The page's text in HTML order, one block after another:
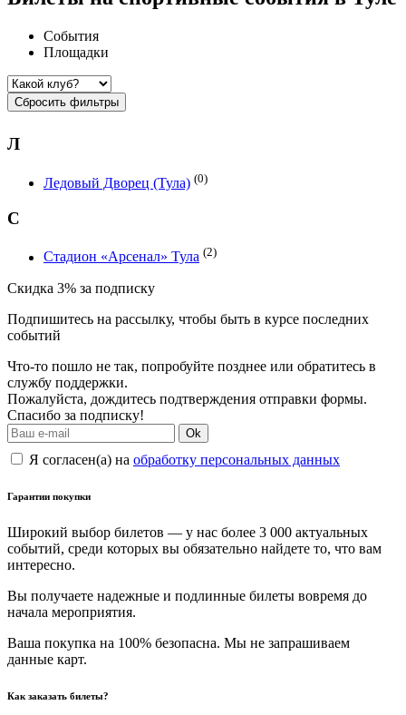
События
Площадки
Сбросить фильтры
Л
Ледовый Дворец (Тула) (0)
С
Стадион «Арсенал» Тула (2)
Скидка 3% за подписку
Подпишитесь на рассылку, чтобы быть в курсе последних
событий
Что-то пошло не так, попробуйте позднее или обратитесь в
службу поддержки.
Пожалуйста, дождитесь подтверждения отправки формы.
Спасибо за подписку!
Ok
Я согласен(а) на обработку персональных данных
Гарантии покупки
Широкий выбор билетов — у нас более 3 000 актуальных
событий, среди которых вы обязательно найдете то, что вам
интересно.
Вы получаете надежные и подлинные билеты вовремя до
начала мероприятия.
Ваша покупка на 100% безопасна. Мы не запрашиваем
данные карт.
Как заказать билеты?